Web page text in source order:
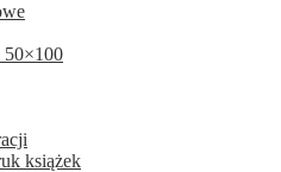
50×100
książek